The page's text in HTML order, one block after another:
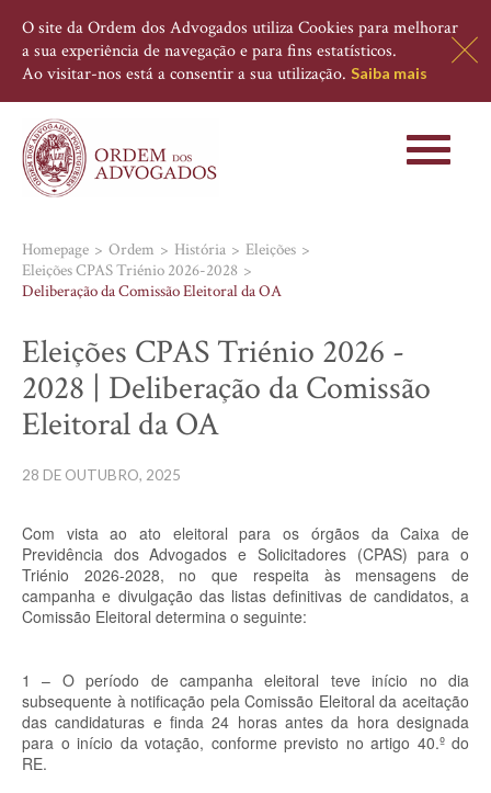
O site da Ordem dos Advogados utiliza Cookies para melhorar
a sua experiência de navegação e para fins estatísticos.
Ao visitar-nos está a consentir a sua utilização. Saiba mais
Toggle
Homepage Ordem História
Eleições
Eleições CPAS Triénio 2026-2028
Deliberação da Comissão Eleitoral da OA
Eleições CPAS Triénio 2026 -
2028 | Deliberação da Comissão
Eleitoral da OA
28 DE OUTUBRO, 2025
Com vista ao ato eleitoral para os órgãos da Caixa de
Previdência dos Advogados e Solicitadores (CPAS) para o
Triénio 2026-2028, no que respeita às mensagens de
campanha e divulgação das listas definitivas de candidatos, a
Comissão Eleitoral determina o seguinte:
1 – O período de campanha eleitoral teve início no dia
subsequente à notificação pela Comissão Eleitoral da aceitação
das candidaturas e finda 24 horas antes da hora designada
para o início da votação, conforme previsto no artigo 40.º do
RE.